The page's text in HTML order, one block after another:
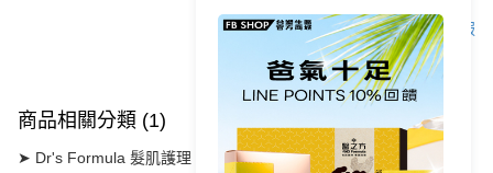
客服
商品相關分類 (1)
➤ Dr's Formula 髮肌護理 【頭皮護理】 逆齡喚黑洗護系列